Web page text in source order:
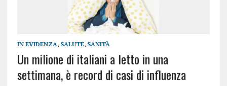
IN EVIDENZA, SALUTE, SANITÀ
Un milione di italiani a letto in una
settimana, è record di casi di influenza